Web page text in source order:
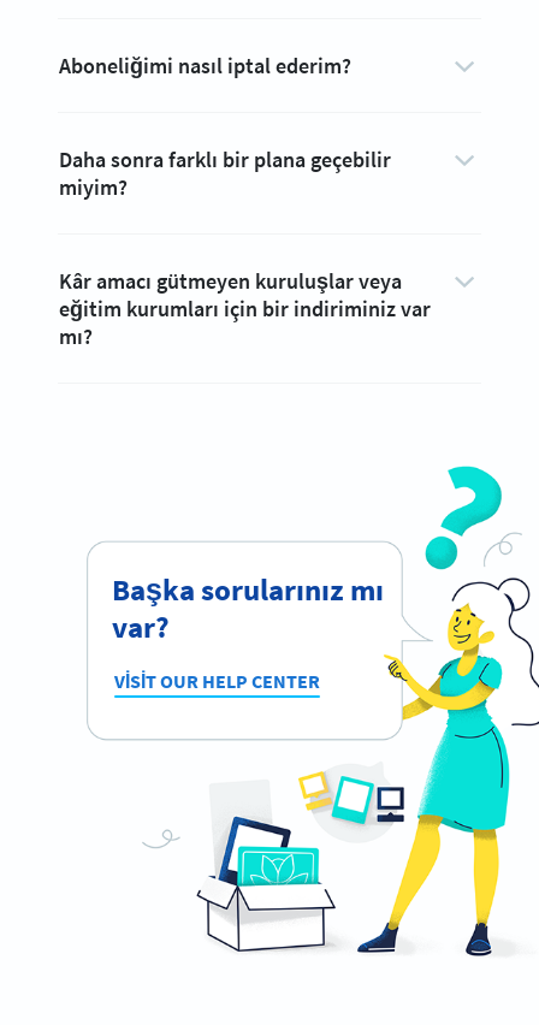
Aboneliğimi nasıl iptal ederim?
Daha sonra farklı bir plana geçebilir
miyim?
Kâr amacı gütmeyen kuruluşlar veya
eğitim kurumları için bir indiriminiz var
mı?
Başka sorularınız mı
var?
VISIT OUR HELP CENTER